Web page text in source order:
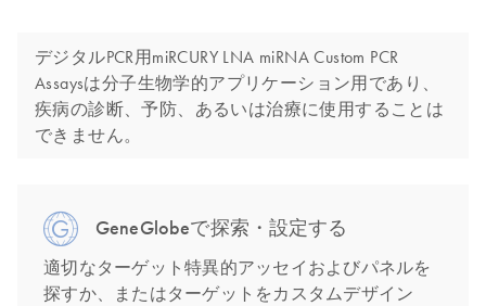
デジタルPCR用miRCURY LNA miRNA Custom PCR
Assaysは分子生物学的アプリケーション用であり、
疾病の診断、予防、あるいは治療に使用することは
できません。
GeneGlobeで探索・設定する
適切なターゲット特異的アッセイおよびパネルを
探すか、またはターゲットをカスタムデザイン